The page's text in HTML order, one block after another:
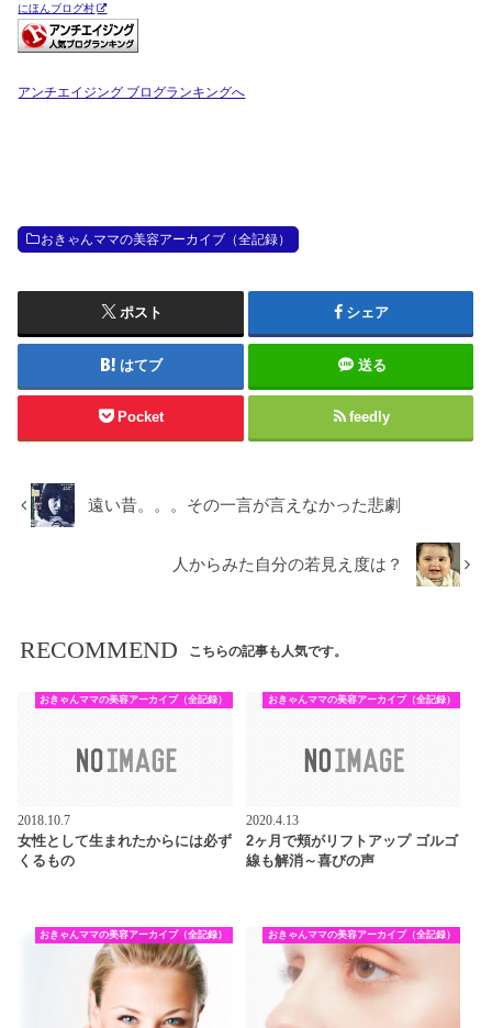
にほんブログ村
アンチエイジング ブログランキングへ
おきゃんママの美容アーカイブ（全記録）
ポスト シェア
はてブ 送る
Pocket feedly
遠い昔。。。その一言が言えなかった悲劇
人からみた自分の若見え度は？
RECOMMEND こちらの記事も人気です。
おきゃんママの美容アーカイブ（全記録）
2018.10.7
女性として生まれたからには必ず
くるもの
おきゃんママの美容アーカイブ（全記録）
2020.4.13
2ヶ月で頬がリフトアップ ゴルゴ
線も解消～喜びの声
おきゃんママの美容アーカイブ（全記録） おきゃんママの美容アーカイブ（全記録）